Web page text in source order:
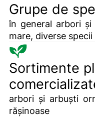
Grupe de
în general arbori
mare, diverse
Sortimente
arbori și arbuști
rășinoase